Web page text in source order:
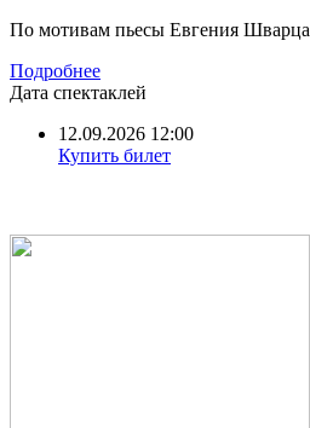
По мотивам пьесы Евгения Шварца
Подробнее
Дата спектаклей
12.09.2026 12:00
Купить билет